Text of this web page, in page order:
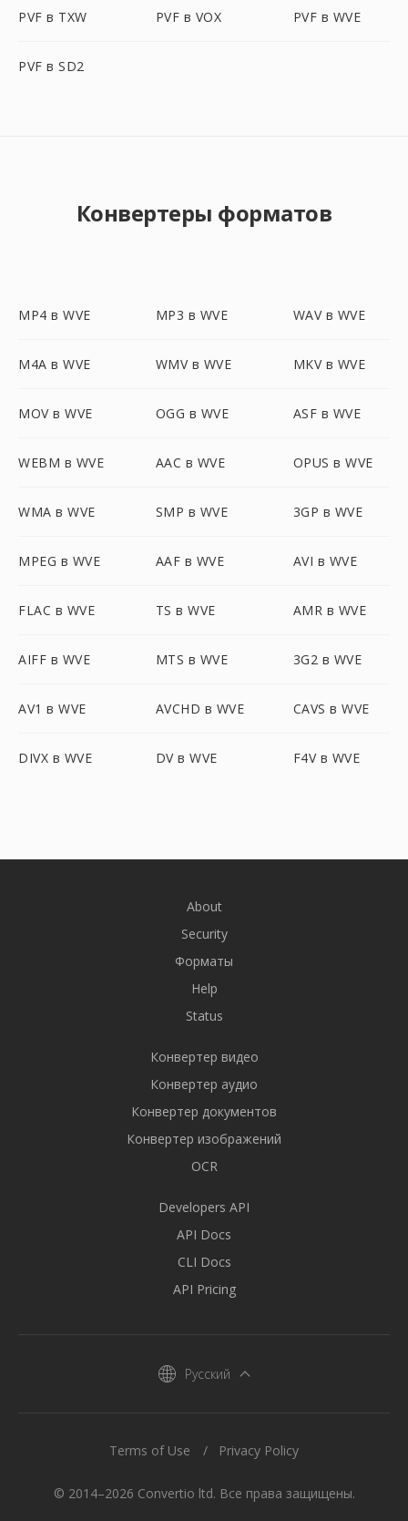
PVF в TXW PVF в VOX PVF в WVE
PVF в SD2
Конвертеры форматов
MP4 в WVE MP3 в WVE WAV в WVE
M4A в WVE WMV в WVE MKV в WVE
MOV в WVE OGG в WVE ASF в WVE
WEBM в WVE AAC в WVE OPUS в WVE
WMA в WVE SMP в WVE 3GP в WVE
MPEG в WVE AAF в WVE AVI в WVE
FLAC в WVE TS в WVE AMR в WVE
AIFF в WVE MTS в WVE 3G2 в WVE
AV1 в WVE AVCHD в WVE CAVS в WVE
DIVX в WVE DV в WVE F4V в WVE
About
Security
Форматы
Help
Status
Конвертер видео
Конвертер аудио
Конвертер документов
Конвертер изображений
OCR
Developers API
API Docs
CLI Docs
API Pricing
Русский
© 2014–2026 Convertio ltd. Все права защищены.
Terms of Use Privacy Policy